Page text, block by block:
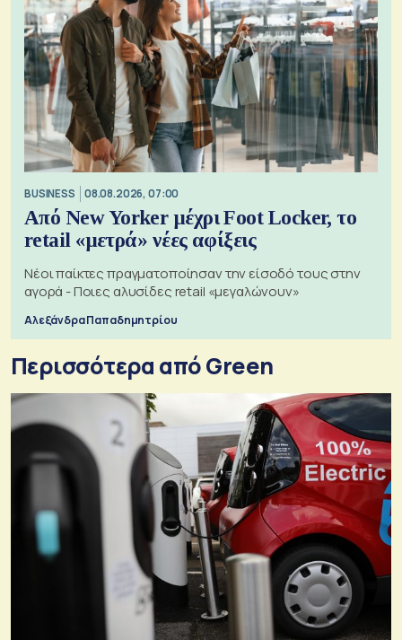
BUSINESS 08.08.2026, 07:00
Από New Yorker μέχρι Foot Locker, το
retail «μετρά» νέες αφίξεις
Νέοι παίκτες πραγματοποίησαν την είσοδό τους στην
αγορά - Ποιες αλυσίδες retail «μεγαλώνουν»
Αλεξάνδρα Παπαδημητρίου
Περισσότερα από Green